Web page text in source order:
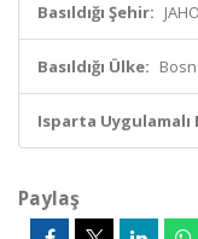
Basıldığı Şehir:
Basıldığı Ülke:
Isparta
Paylaş